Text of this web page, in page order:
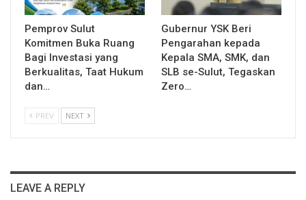
Pemprov Sulut
Komitmen Buka Ruang
Bagi Investasi yang
Berkualitas, Taat Hukum
dan…
Gubernur YSK Beri
Pengarahan kepada
Kepala SMA, SMK, dan
SLB se-Sulut, Tegaskan
Zero…
PREV NEXT
LEAVE A REPLY